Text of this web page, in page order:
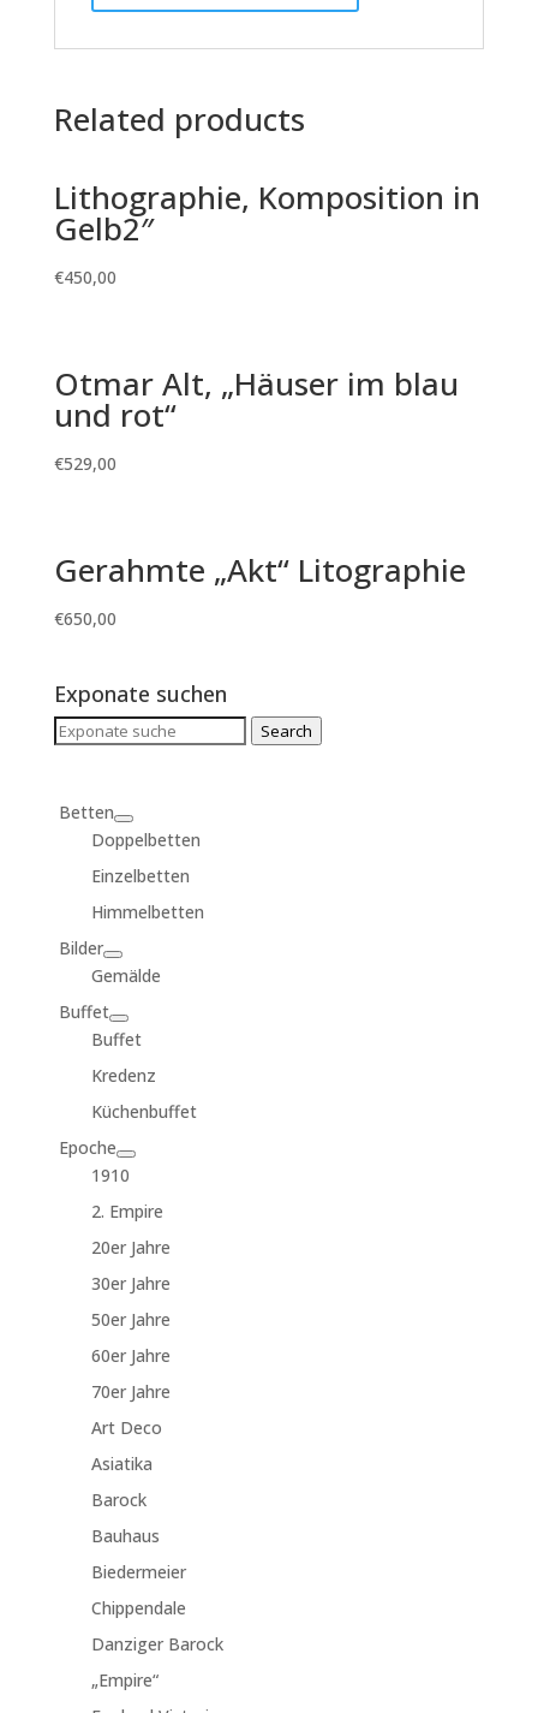
Related products
Lithographie, Komposition in
Gelb2″
€450,00
Otmar Alt, „Häuser im blau
und rot“
€529,00
Gerahmte „Akt“ Litographie
€650,00
Exponate suchen
Search
Search
Betten
Doppelbetten
Einzelbetten
Himmelbetten
Bilder
Gemälde
Buffet
Buffet
Kredenz
Küchenbuffet
Epoche
1910
2. Empire
20er Jahre
30er Jahre
50er Jahre
60er Jahre
70er Jahre
Art Deco
Asiatika
Barock
Bauhaus
Biedermeier
Chippendale
Danziger Barock
„Empire“